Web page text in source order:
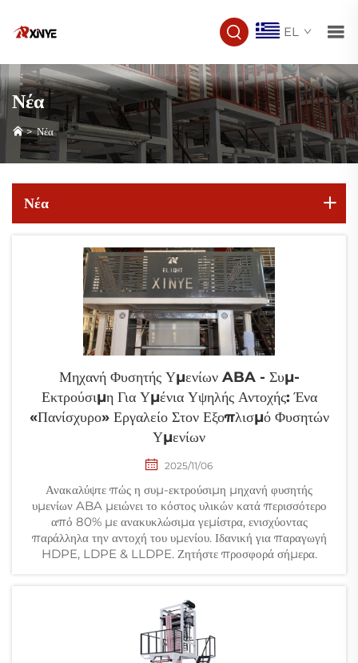
EL
Νέα
>Νέα
Νέα
Μηχανή Φυσητής Υμενίων ABA - Συμ-
Εκτρούσιμη Για Υμένια Υψηλής Αντοχής: Ένα
«Πανίσχυρο» Εργαλείο Στον Εξοπλισμό Φυσητών
Υμενίων
2025/11/06
Ανακαλύψτε πώς η συμ-εκτρούσιμη μηχανή φυσητής
υμενίων ABA μειώνει το κόστος υλικών κατά περισσότερο
από 80% με ανακυκλώσιμα γεμίστρα, ενισχύοντας
παράλληλα την αντοχή του υμενίου. Ιδανική για παραγωγή
HDPE, LDPE & LLDPE. Ζητήστε προσφορά σήμερα.